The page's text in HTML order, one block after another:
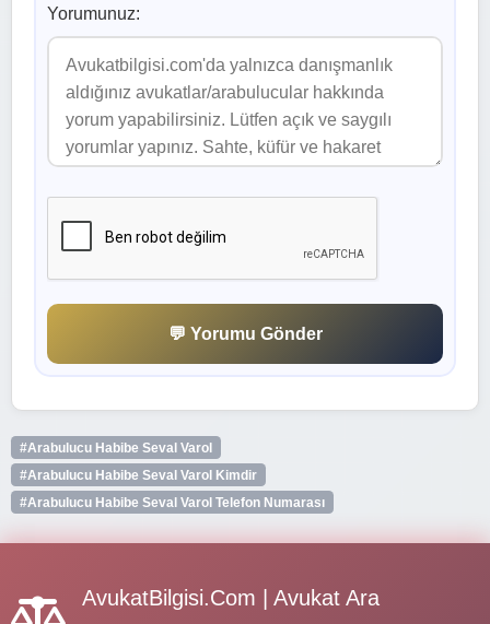
Yorumunuz:
💬 Yorumu Gönder
#Arabulucu Habibe Seval Varol
#Arabulucu Habibe Seval Varol Kimdir
#Arabulucu Habibe Seval Varol Telefon Numarası
AvukatBilgisi.Com | Avukat Ara